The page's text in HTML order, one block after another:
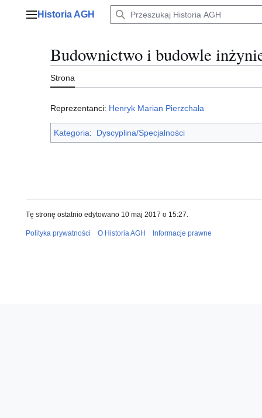
Menu główne
Historia AGH
Budownictwo i budowle
Strona
Reprezentanci: Henryk Marian Pierzchała
Kategoria: Dyscyplina/Specjalności
Tę stronę ostatnio edytowano 10 maj 2017 o 15:27.
Polityka prywatności O Historia AGH Informacje prawne